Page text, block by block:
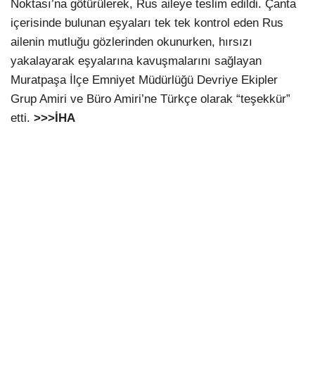
Noktası’na götürülerek, Rus aileye teslim edildi. Çanta
içerisinde bulunan eşyaları tek tek kontrol eden Rus
ailenin mutluğu gözlerinden okunurken, hırsızı
yakalayarak eşyalarına kavuşmalarını sağlayan
Muratpaşa İlçe Emniyet Müdürlüğü Devriye Ekipler
Grup Amiri ve Büro Amiri’ne Türkçe olarak “teşekkür”
etti. >>>İHA